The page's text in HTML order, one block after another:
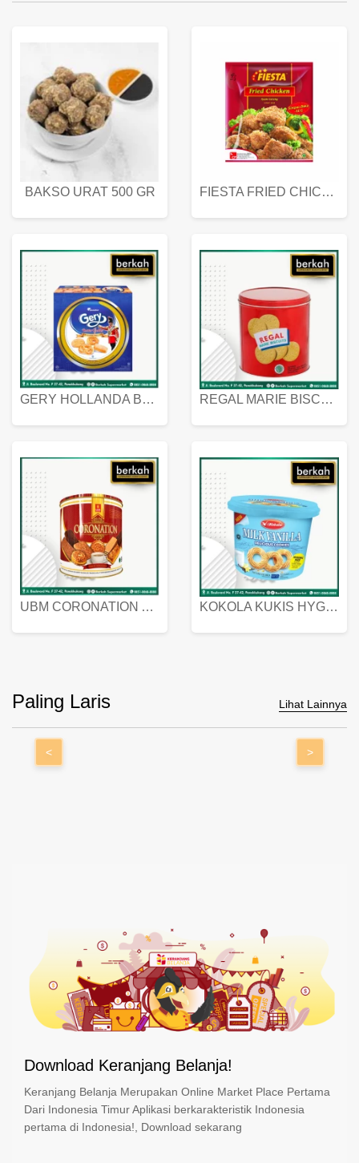
BAKSO URAT 500 GR FIESTA FRIED CHICKEN 500 GR
GERY HOLLANDA BUTTER COOKIES 450 GRAM REGAL MARIE BISCUIT KALENG 550 GRAM
UBM CORONATION ASSORTED BISKUIT KALENG 450 GRAM KOKOLA KUKIS HYGIENIC MILK VANILLA PACK 320 GR
Paling Laris Lihat Lainnya
< >
Download Keranjang Belanja!
Keranjang Belanja Merupakan Online Market Place Pertama
Dari Indonesia Timur Aplikasi berkarakteristik Indonesia
pertama di Indonesia!, Download sekarang